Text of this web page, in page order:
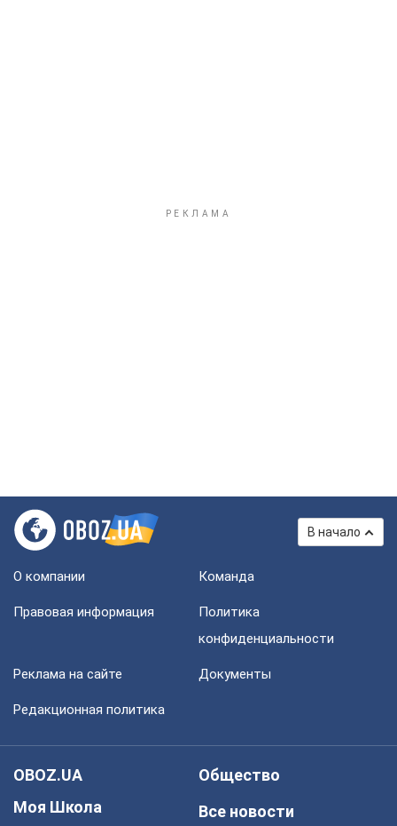
В начало
О компании Команда
Правовая информация
Политика
конфиденциальности
Реклама на сайте Документы
Редакционная политика
OBOZ.UA
Моя Школа
Общество
Все новости